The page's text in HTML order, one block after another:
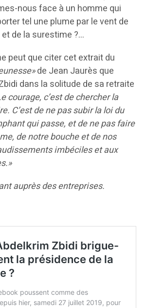
nous face à un homme qui
tel une plume par le vent de
de la surestime ?…
peut que citer cet extrait du
de Jean Jaurès que
dans la solitude de sa retraite
courage, c’est de chercher la
C’est de ne pas subir la loi du
qui passe, et de ne pas faire
de notre bouche et de nos
imbéciles et aux
auprès des entreprises.